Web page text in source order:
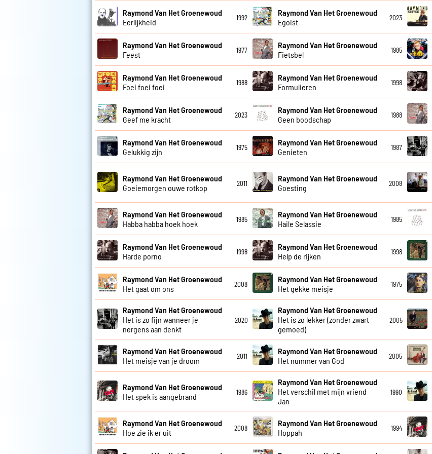
Raymond Van Het Groenewoud
Eerlijkheid
1992
Raymond Van Het Groenewoud
Egoist
2023
Raymond Van Het Groenewoud
Feest
1977
Raymond Van Het Groenewoud
Fietsbel
1985
Raymond Van Het Groenewoud
Foei foei foei
1988
Raymond Van Het Groenewoud
Formulieren
1998
Raymond Van Het Groenewoud
Geef me kracht
2023
Raymond Van Het Groenewoud
Geen boodschap
1988
Raymond Van Het Groenewoud
Gelukkig zijn
1975
Raymond Van Het Groenewoud
Genieten
1987
Raymond Van Het Groenewoud
Goeiemorgen ouwe rotkop
2011
Raymond Van Het Groenewoud
Goesting
2008
Raymond Van Het Groenewoud
Habba habba hoek hoek
1985
Raymond Van Het Groenewoud
Haile Selassie
1985
Raymond Van Het Groenewoud
Harde porno
1998
Raymond Van Het Groenewoud
Help de rijken
1998
Raymond Van Het Groenewoud
Het gaat om ons
2008
Raymond Van Het Groenewoud
Het gekke meisje
1975
Raymond Van Het Groenewoud
Het is zo fijn wanneer je
nergens aan denkt
2020
Raymond Van Het Groenewoud
Het is zo lekker (zonder zwart
gemoed)
2005
Raymond Van Het Groenewoud
Het meisje van je droom
2011
Raymond Van Het Groenewoud
Het nummer van God
2005
Raymond Van Het Groenewoud
Het spek is aangebrand
1986
Raymond Van Het Groenewoud
Het verschil met mijn vriend
Jan
1990
Raymond Van Het Groenewoud
Hoe zie ik er uit
2008
Raymond Van Het Groenewoud
Hoppah
1994